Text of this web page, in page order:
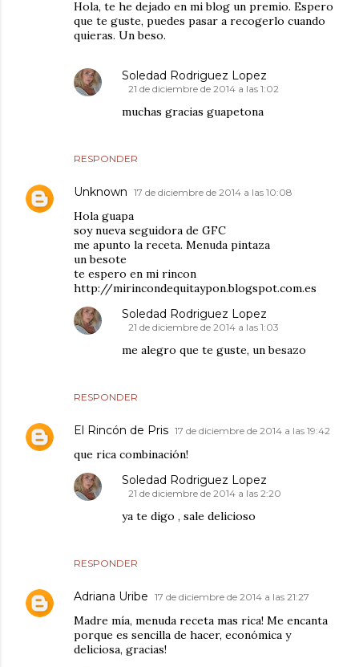
Hola, te he dejado en mi blog un premio. Espero
que te guste, puedes pasar a recogerlo cuando
quieras. Un beso.
RESPONDER
Soledad Rodriguez Lopez
21 de diciembre de 2014 a las 1:02
muchas gracias guapetona
Unknown 17 de diciembre de 2014 a las 10:08
Hola guapa
soy nueva seguidora de GFC
me apunto la receta. Menuda pintaza
un besote
te espero en mi rincon
http://mirincondequitaypon.blogspot.com.es
RESPONDER
Soledad Rodriguez Lopez
21 de diciembre de 2014 a las 1:03
me alegro que te guste, un besazo
El Rincón de Pris 17 de diciembre de 2014 a las 19:42
que rica combinación!
RESPONDER
Soledad Rodriguez Lopez
21 de diciembre de 2014 a las 2:20
ya te digo , sale delicioso
Adriana Uribe 17 de diciembre de 2014 a las 21:27
Madre mía, menuda receta mas rica! Me encanta
porque es sencilla de hacer, económica y
deliciosa, gracias!